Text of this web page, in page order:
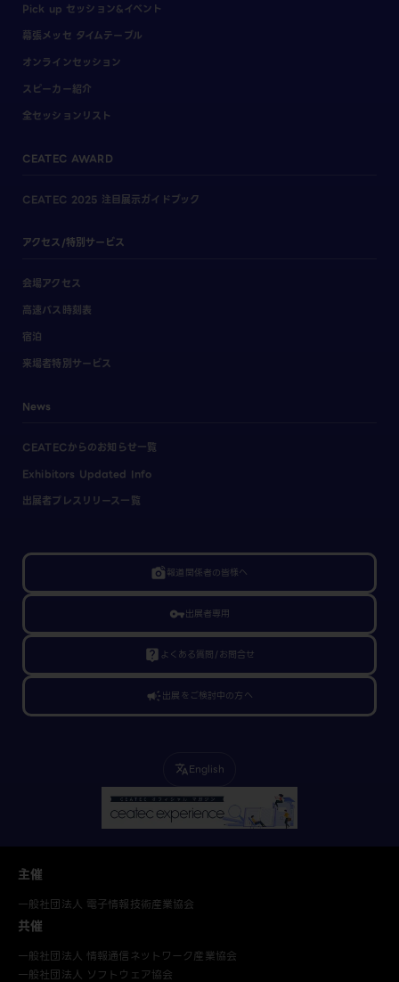
Pick up セッション&イベント
幕張メッセ タイムテーブル
オンラインセッション
スピーカー紹介
全セッションリスト
CEATEC AWARD
CEATEC 2025 注目展示ガイドブック
アクセス/特別サービス
会場アクセス
高速バス時刻表
宿泊
来場者特別サービス
News
CEATECからのお知らせ一覧
Exhibitors Updated Info
出展者プレスリリース一覧
linked_camera報道関係者の皆様へ
vpn_key出展者専用
live_help よくある質問/お問合せ
campaign出展をご検討中の方へ
translateEnglish
主催
一般社団法人 電子情報技術産業協会
共催
一般社団法人 情報通信ネットワーク産業協会
一般社団法人 ソフトウェア協会